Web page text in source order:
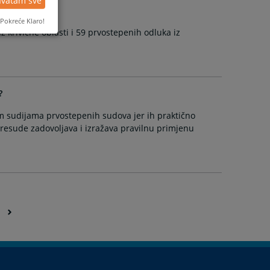
krivične oblasti i 59 prvostepenih odluka iz
sudijama prvostepenih sudova jer ih praktično
zadovoljava i izražava pravilnu primjenu
Pokreće Klaro!